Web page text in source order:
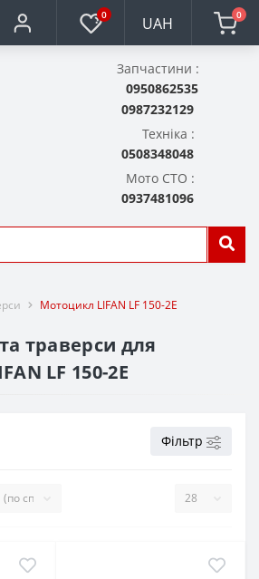
0 UAH 0
Запчастини :
0950862535
0987232129
Техніка :
0508348048
Мото СТО :
0937481096
Мотоцикл LIFAN LF 150-2E
траверси для
LF 150-2E
Фільтр